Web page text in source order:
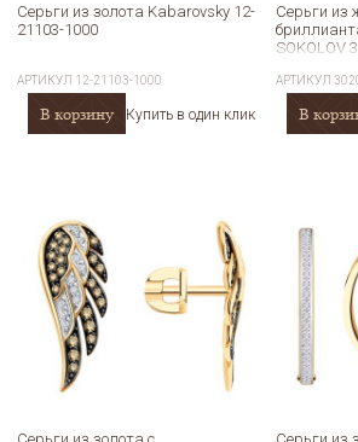
Серьги из золота Kabarovsky 12-
21103-1000
АРТИКУЛ 12-21103-1000
В корзину Купить в один клик
Серьги из
SOKOLOV
АРТИКУЛ
В